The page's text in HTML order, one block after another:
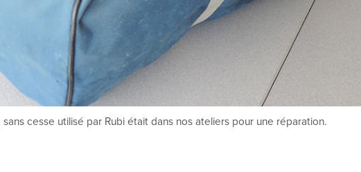
cesse utilisé par Rubi était dans nos ateliers pour une réparation.